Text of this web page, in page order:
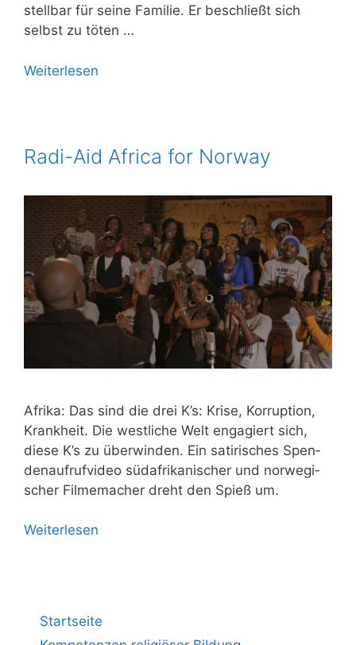
stell­bar für sei­ne Fami­lie. Er beschließt sich
selbst zu töten …
Wei­ter­le­sen
Radi-Aid Africa for Norway
Afri­ka: Das sind die drei K’s: Kri­se, Kor­rup­ti­on,
Krank­heit. Die west­li­che Welt enga­giert sich,
die­se K’s zu über­win­den. Ein sati­ri­sches Spen­
den­auf­ruf­vi­deo süd­afri­ka­ni­scher und nor­we­gi­
scher Fil­me­ma­cher dreht den Spieß um.
Wei­ter­le­sen
Startseite